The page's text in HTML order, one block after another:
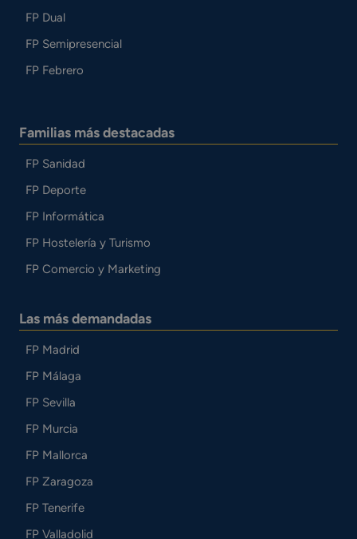
FP Dual
FP Semipresencial
FP Febrero
Familias más destacadas
FP Sanidad
FP Deporte
FP Informática
FP Hostelería y Turismo
FP Comercio y Marketing
Las más demandadas
FP Madrid
FP Málaga
FP Sevilla
FP Murcia
FP Mallorca
FP Zaragoza
FP Tenerife
FP Valladolid